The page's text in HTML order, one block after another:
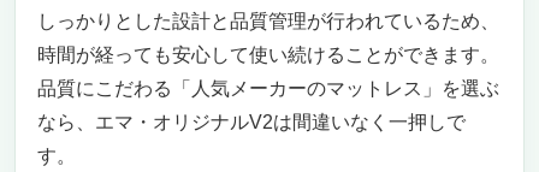
しっかりとした設計と品質管理が行われているため、
時間が経っても安心して使い続けることができます。
品質にこだわる「人気メーカーのマットレス」を選ぶ
なら、エマ・オリジナルV2は間違いなく一押しで
す。